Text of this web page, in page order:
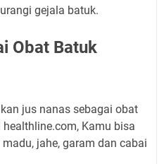
gejala batuk.
Obat Batuk
jus nanas sebagai obat
Kamu bisa
jahe, garam dan cabai